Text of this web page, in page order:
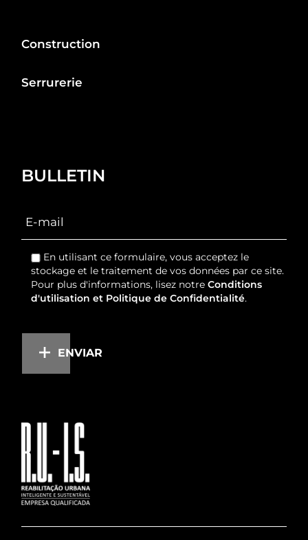
Construction
Serrurerie
BULLETIN
En utilisant ce formulaire, vous acceptez le
stockage et le traitement de vos données par ce site.
Pour plus d'informations, lisez notreConditions
d'utilisation et Politique de Confidentialité.
ENVIAR